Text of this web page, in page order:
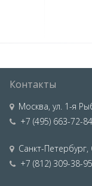
Контакты
Москва,ул. 1-я
+7 (495) 663-72-84
Санкт-Петербург,
+7 (812) 309-38-95